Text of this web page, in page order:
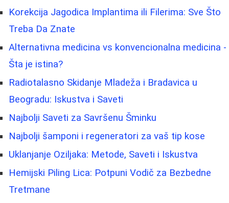
Korekcija Jagodica Implantima ili Filerima: Sve Što
Treba Da Znate
Alternativna medicina vs konvencionalna medicina -
Šta je istina?
Radiotalasno Skidanje Mladeža i Bradavica u
Beogradu: Iskustva i Saveti
Najbolji Saveti za Savršenu Šminku
Najbolji šamponi i regeneratori za vaš tip kose
Uklanjanje Oziljaka: Metode, Saveti i Iskustva
Hemijski Piling Lica: Potpuni Vodič za Bezbedne
Tretmane